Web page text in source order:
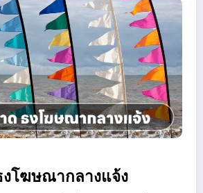
โฆษณากลางแจ้ง